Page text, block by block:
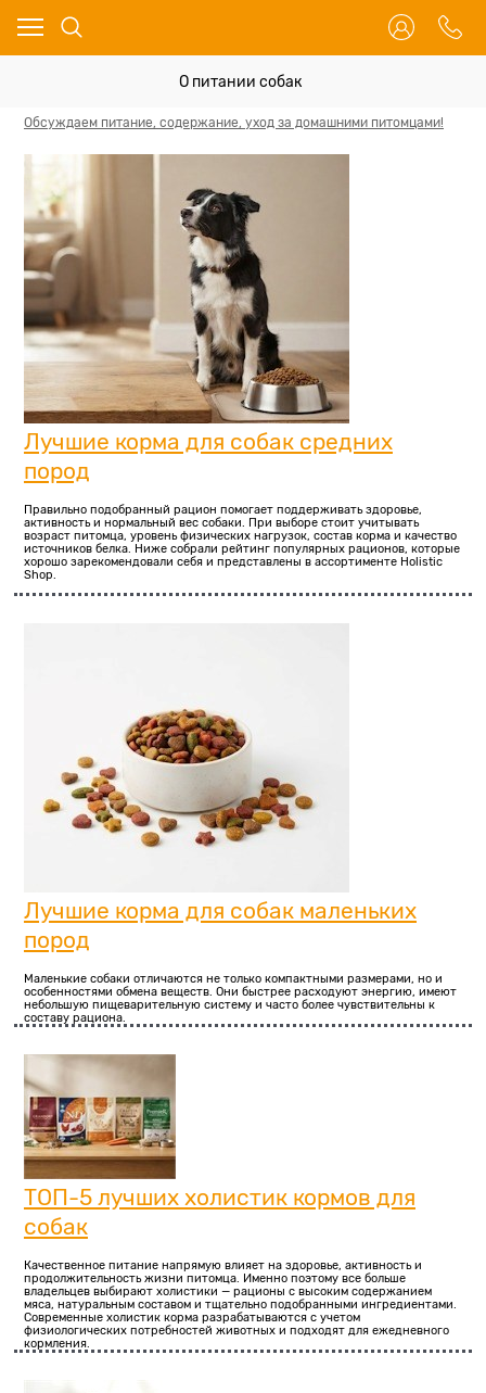
О питании собак
Обсуждаем питание, содержание, уход за домашними питомцами!
Лучшие корма для собак средних
пород
Правильно подобранный рацион помогает поддерживать здоровье,
активность и нормальный вес собаки. При выборе стоит учитывать
возраст питомца, уровень физических нагрузок, состав корма и качество
источников белка. Ниже собрали рейтинг популярных рационов, которые
хорошо зарекомендовали себя и представлены в ассортименте Holistic
Shop.
Лучшие корма для собак маленьких
пород
Маленькие собаки отличаются не только компактными размерами, но и
особенностями обмена веществ. Они быстрее расходуют энергию, имеют
небольшую пищеварительную систему и часто более чувствительны к
составу рациона.
ТОП-5 лучших холистик кормов для
собак
Качественное питание напрямую влияет на здоровье, активность и
продолжительность жизни питомца. Именно поэтому все больше
владельцев выбирают холистики — рационы с высоким содержанием
мяса, натуральным составом и тщательно подобранными ингредиентами.
Современные холистик корма разрабатываются с учетом
физиологических потребностей животных и подходят для ежедневного
кормления.